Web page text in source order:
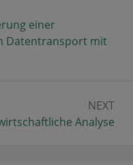
einer
Datentransport mit
NEXT
Analyse